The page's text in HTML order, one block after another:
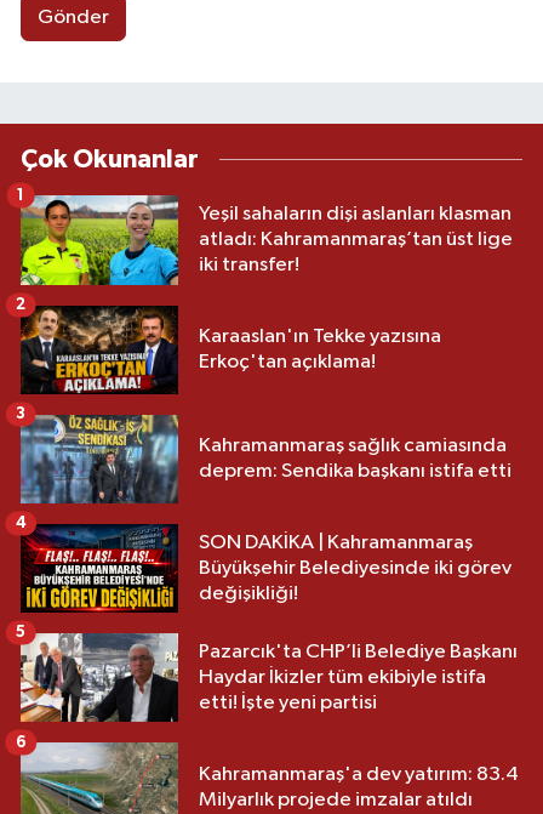
Gönder
Çok Okunanlar
Yeşil sahaların dişi aslanları klasman
atladı: Kahramanmaraş’tan üst lige
iki transfer!
1
Karaaslan'ın Tekke yazısına
Erkoç'tan açıklama!
2
Kahramanmaraş sağlık camiasında
deprem: Sendika başkanı istifa etti
3
SON DAKİKA | Kahramanmaraş
Büyükşehir Belediyesinde iki görev
değişikliği!
4
Pazarcık'ta CHP’li Belediye Başkanı
Haydar İkizler tüm ekibiyle istifa
etti! İşte yeni partisi
5
Kahramanmaraş'a dev yatırım: 83.4
Milyarlık projede imzalar atıldı
6